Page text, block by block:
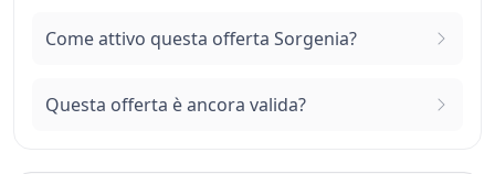
Come attivo questa offerta Sorgenia?
Questa offerta è ancora valida?